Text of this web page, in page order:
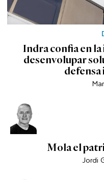
Indra confia en
desenvolupar
defensa
Mola el
Jordi